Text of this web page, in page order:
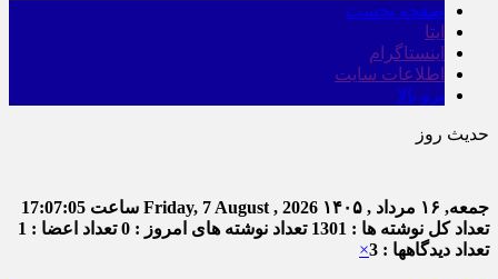
صفحه نخست
ایتا
اینستاگرام
اطلاعات سایت
برو بالا
حدیث روز
جمعه, ۱۶ مرداد , ۱۴۰۵ Friday, 7 August , 2026 ساعت 17:07:05
تعداد کل نوشته ها : 1301
تعداد نوشته های امروز : 0
تعداد اعضا : 1
تعداد دیدگاهها : 3
×